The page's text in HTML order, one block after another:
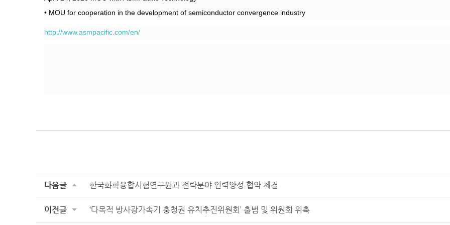
• MOU for cooperation in the development of semiconductor convergence industry
http://www.asmpacific.com/en/
다음글 한국화학융합시험연구원과 전략분야 인력양성 협약 체결
이전글 ‘다목적 방사광가속기 충청권 유치추진위원회’ 출범 및 위원회 위촉